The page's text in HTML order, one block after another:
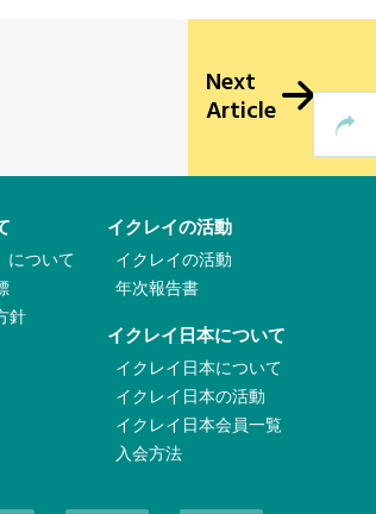
Next
Article
について
針
イクレイの活動
イクレイの活動
年次報告書
イクレイ日本について
イクレイ日本について
イクレイ日本の活動
イクレイ日本会員一覧
入会方法